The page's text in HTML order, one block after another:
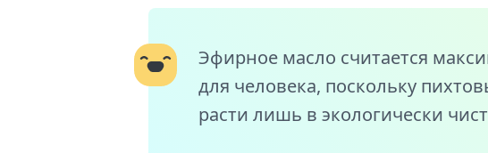
Эфирное масло считается
для человека, поскольку
расти лишь в экологически